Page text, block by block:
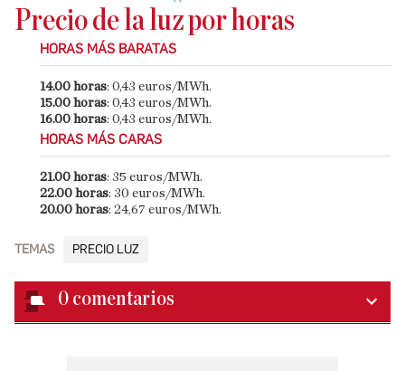
Precio de la luz por horas
HORAS MÁS BARATAS
14.00 horas: 0,43 euros/MWh.
15.00 horas: 0,43 euros/MWh.
16.00 horas: 0,43 euros/MWh.
HORAS MÁS CARAS
21.00 horas: 35 euros/MWh.
22.00 horas: 30 euros/MWh.
20.00 horas: 24,67 euros/MWh.
TEMAS PRECIO LUZ
0 comentarios